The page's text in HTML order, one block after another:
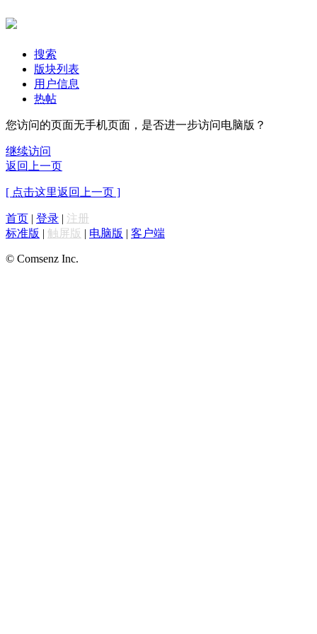
搜索
版块列表
用户信息
热帖
您访问的页面无手机页面，是否进一步访问电脑版？
继续访问
返回上一页
[ 点击这里返回上一页 ]
首页 | 登录 | 注册
标准版 | 触屏版 | 电脑版 | 客户端
© Comsenz Inc.